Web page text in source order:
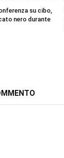
su cibo,
nero durante